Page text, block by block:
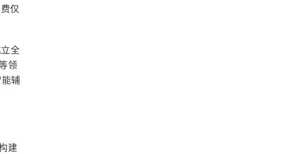
仅
全
领
辅
建